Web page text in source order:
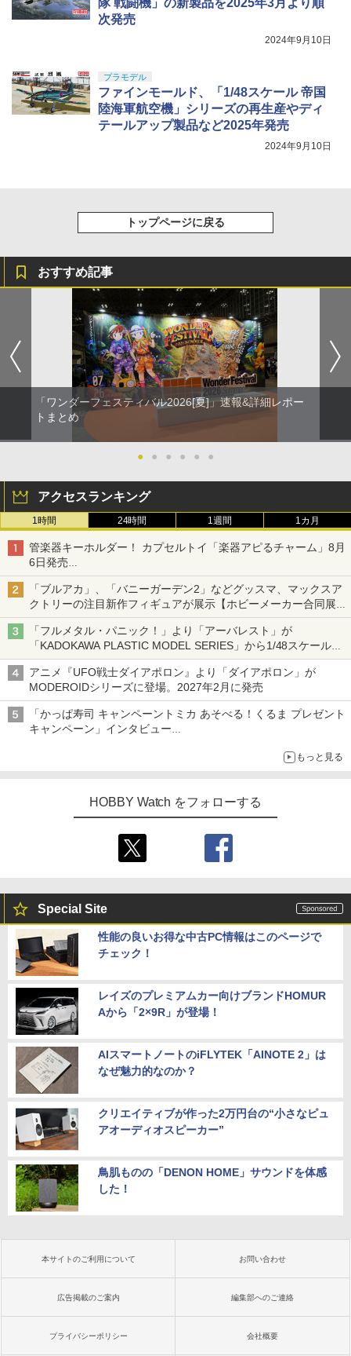
次発売
2024年9月10日
プラモデル
ファインモールド、「1/48スケール 帝国
陸海軍航空機」シリーズの再生産やディ
テールアップ製品など2025年発売
2024年9月10日
トップページに戻る
おすすめ記事
「ワンダーフェスティバル2026[夏]」速報&詳細レポー
トまとめ
● ● ● ● ● ●
アクセスランキング
1時間 24時間 1週間 1カ月
管楽器キーホルダー！ カプセルトイ「楽器アピるチャーム」8月
6日発売
チューバ、テナサクなど5種各3色
「ブルアカ」、「バニーガーデン2」などグッスマ、マックスア
クトリーの注目新作フィギュアが展示【ホビーメーカー合同展示
会】
「フルメタル・パニック！」より「アーバレスト」が
「KADOKAWA PLASTIC MODEL SERIES」から1/48スケールで
登場！
アニメ『UFO戦士ダイアポロン』より「ダイアポロン」が
MODEROIDシリーズに登場。2027年2月に発売
「かっぱ寿司 キャンペーントミカ あそべる！くるま プレゼント
キャンペーン」インタビュー
もっと見る
HOBBY Watch をフォローする
Special Site
性能の良いお得な中古PC情報はこのページで
チェック！
レイズのプレミアムカー向けブランドHOMUR
Aから「2×9R」が登場！
AIスマートノートのiFLYTEK「AINOTE 2」は
なぜ魅力的なのか？
クリエイティブが作った2万円台の“小さなピュ
アオーディオスピーカー”
鳥肌ものの「DENON HOME」サウンドを体感
した！
本サイトのご利用について お問い合わせ
広告掲載のご案内 編集部へのご連絡
プライバシーポリシー 会社概要